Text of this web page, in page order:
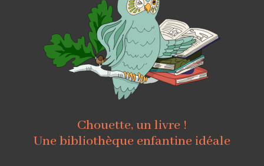
Chouette, un livre !
Une bibliothèque enfantine idéale